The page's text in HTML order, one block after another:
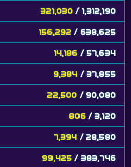
321,030 / 1,312,190
156,292 / 638,625
14,186 / 57,634
9,384 / 37,855
22,500 / 90,080
806 / 3,120
7,394 / 28,580
99,425 / 383,746